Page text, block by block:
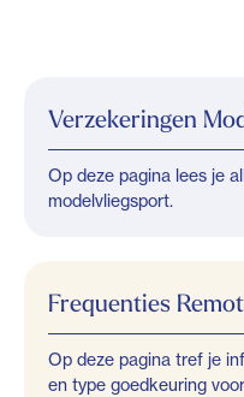
Verzekeringen
Op deze pagina lees je
modelvliegsport.
Frequenties
Op deze pagina tref je
en type goedkeuring